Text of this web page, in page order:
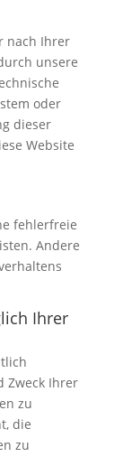
nach Ihrer
unsere
oder
dieser
Website
fehlerfreie
Andere
Ihrer
Zweck Ihrer
zu
die
zu